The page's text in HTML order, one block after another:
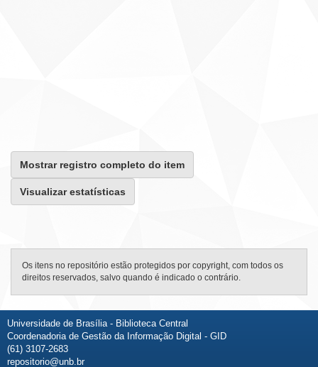
Mostrar registro completo do item
Visualizar estatísticas
Os itens no repositório estão protegidos por copyright, com todos os
direitos reservados, salvo quando é indicado o contrário.
Universidade de Brasília - Biblioteca Central
Coordenadoria de Gestão da Informação Digital - GID
(61) 3107-2683
repositorio@unb.br